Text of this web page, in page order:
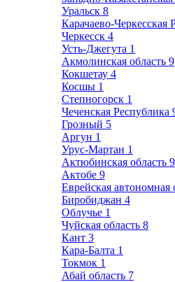
Уральск 8
Карачаево-Черкесская
Черкесск 4
Усть-Джегута 1
Акмолинская область 9
Кокшетау 4
Косшы 1
Степногорск 1
Чеченская Республика
Грозный 5
Аргун 1
Урус-Мартан 1
Актюбинская область 9
Актобе 9
Еврейская автономная
Биробиджан 4
Облучье 1
Чуйская область 8
Кант 3
Кара-Балта 1
Токмок 1
Абай область 7